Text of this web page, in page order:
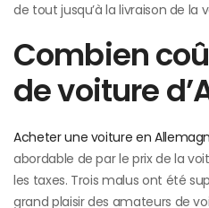
de tout jusqu’à la livraison de la
Combien
de voiture
Acheter une voiture en
abordable de par le prix de la
les taxes. Trois malus ont été
grand plaisir des amateurs de